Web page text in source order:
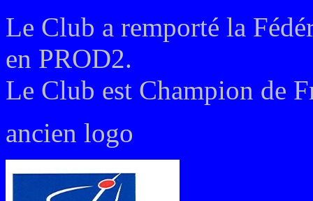
Le Club a remporté la
en PROD2.
Le Club est Champion de
ancien logo